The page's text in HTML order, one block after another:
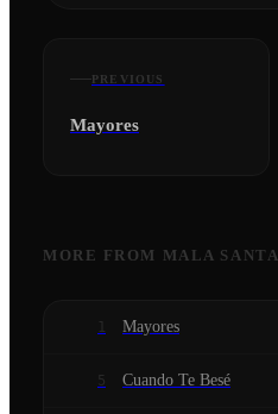
PREVIOUS
Mayores
MORE FROM MALA SANTA
1 Mayores
5 Cuando Te Besé